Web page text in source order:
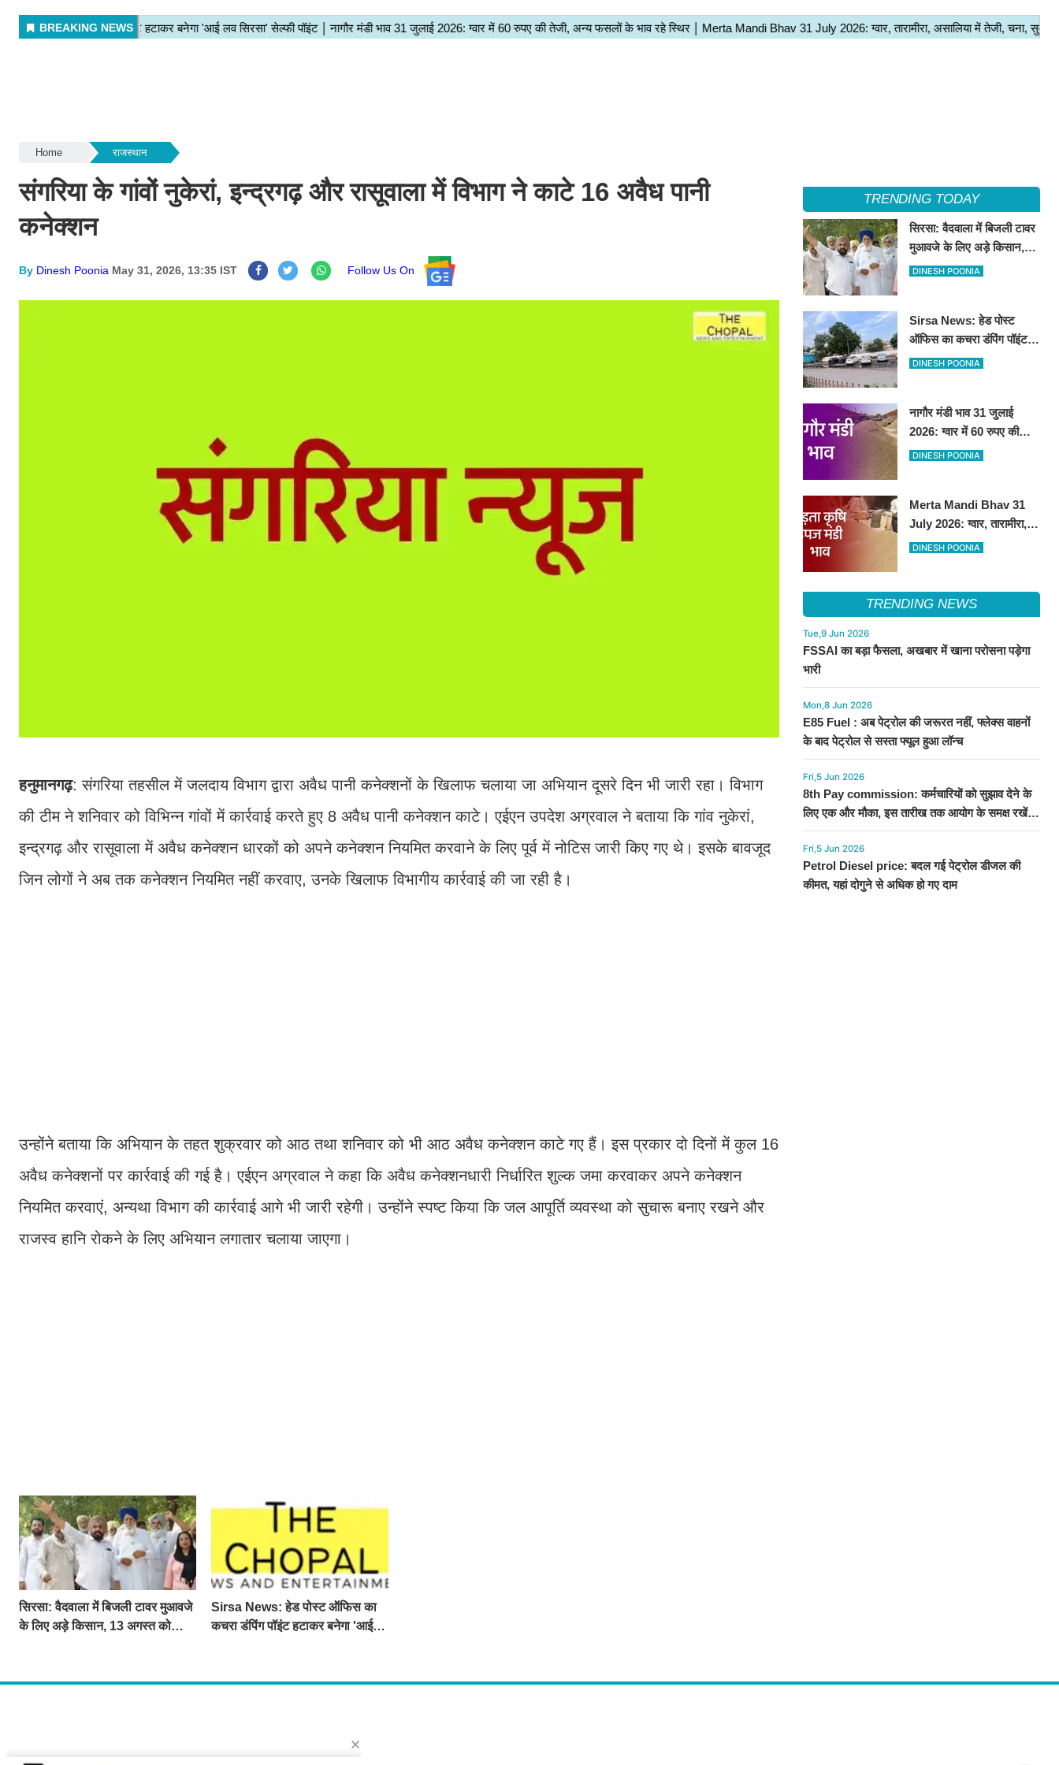
Home राजस्थान
संगरिया के गांवों नुकेरां, इन्द्रगढ़ और रासूवाला में विभाग ने काटे 16 अवैध पानी
कनेक्शन
By Dinesh Poonia May 31, 2026, 13:35 IST Follow Us On
हनुमानगढ़: संगरिया तहसील में जलदाय विभाग द्वारा अवैध पानी कनेक्शनों के खिलाफ चलाया जा अभियान दूसरे दिन भी जारी रहा। विभाग
की टीम ने शनिवार को विभिन्न गांवों में कार्रवाई करते हुए 8 अवैध पानी कनेक्शन काटे। एईएन उपदेश अग्रवाल ने बताया कि गांव नुकेरां,
इन्द्रगढ़ और रासूवाला में अवैध कनेक्शन धारकों को अपने कनेक्शन नियमित करवाने के लिए पूर्व में नोटिस जारी किए गए थे। इसके बावजूद
जिन लोगों ने अब तक कनेक्शन नियमित नहीं करवाए, उनके खिलाफ विभागीय कार्रवाई की जा रही है।
उन्होंने बताया कि अभियान के तहत शुक्रवार को आठ तथा शनिवार को भी आठ अवैध कनेक्शन काटे गए हैं। इस प्रकार दो दिनों में कुल 16
अवैध कनेक्शनों पर कार्रवाई की गई है। एईएन अग्रवाल ने कहा कि अवैध कनेक्शनधारी निर्धारित शुल्क जमा करवाकर अपने कनेक्शन
नियमित करवाएं, अन्यथा विभाग की कार्रवाई आगे भी जारी रहेगी। उन्होंने स्पष्ट किया कि जल आपूर्ति व्यवस्था को सुचारू बनाए रखने और
राजस्व हानि रोकने के लिए अभियान लगातार चलाया जाएगा।
सिरसा: वैदवाला में बिजली टावर मुआवजे
के लिए अड़े किसान, 13 अगस्त को
Sirsa News: हेड पोस्ट ऑफिस का
कचरा डंपिंग पॉइंट हटाकर बनेगा 'आई
TRENDING TODAY
सिरसा: वैदवाला में बिजली टावर
मुआवजे के लिए अड़े किसान,
13 अगस्त को महापंचायत का
DINESH POONIA
Sirsa News: हेड पोस्ट
ऑफिस का कचरा डंपिंग पॉइंट
हटाकर बनेगा 'आई लव सिरसा'
DINESH POONIA
नागौर मंडी भाव 31 जुलाई
2026: ग्वार में 60 रुपए की
तेजी, अन्य फसलों के भाव रहे
DINESH POONIA
Merta Mandi Bhav 31
July 2026: ग्वार, तारामीरा,
असालिया में तेजी, चना, सुवा,
DINESH POONIA
TRENDING NEWS
Tue,9 Jun 2026
FSSAI का बड़ा फैसला, अखबार में खाना परोसना पड़ेगा
भारी
Mon,8 Jun 2026
E85 Fuel : अब पेट्रोल की जरूरत नहीं, फ्लेक्स वाहनों
के बाद पेट्रोल से सस्ता फ्यूल हुआ लॉन्च
Fri,5 Jun 2026
8th Pay commission: कर्मचारियों को सुझाव देने के
लिए एक और मौका, इस तारीख तक आयोग के समक्ष रखें
अपनी बात
Fri,5 Jun 2026
Petrol Diesel price: बदल गई पेट्रोल डीजल की
कीमत, यहां दोगुने से अधिक हो गए दाम
दुनियाभर की दिलचस्प खबरें, जनता की राय, बड़े मुद्दों पर विश्लेषण.